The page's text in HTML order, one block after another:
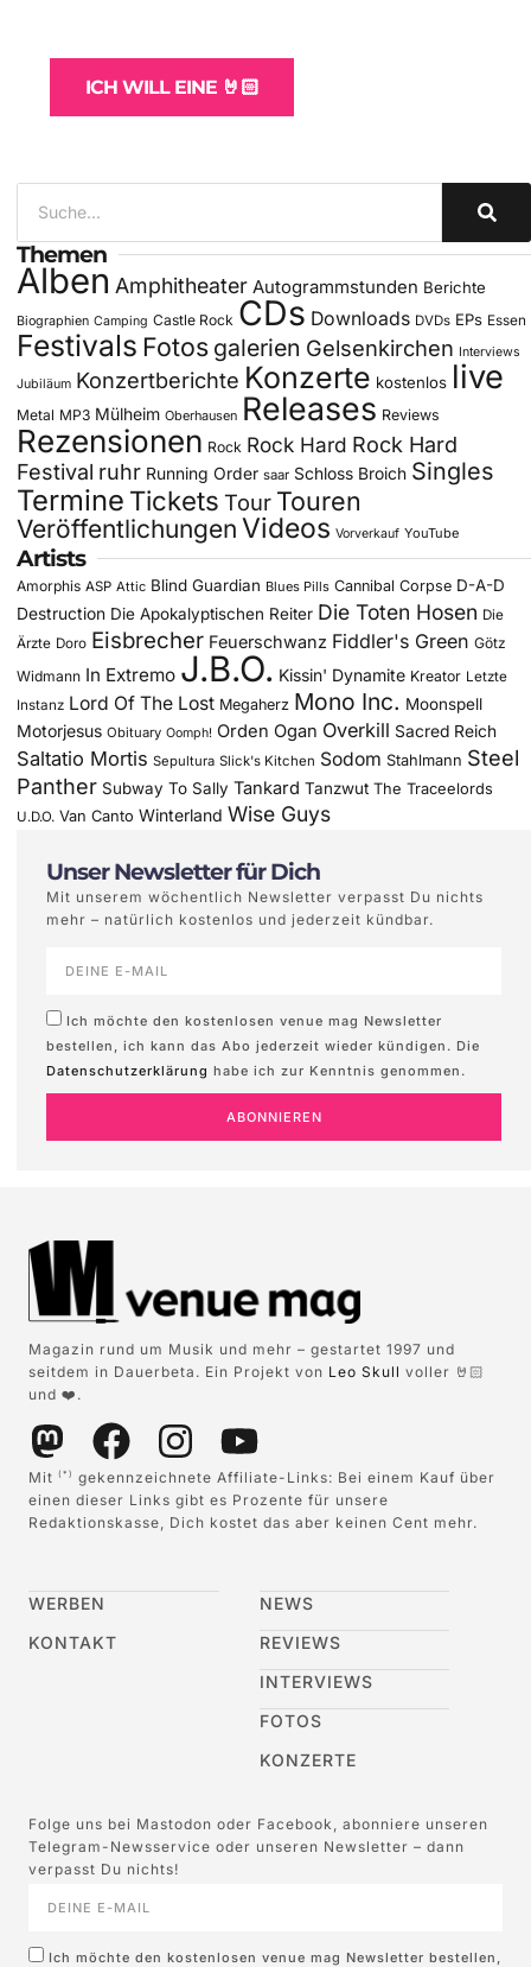
ICH WILL EINE 🤘🏻
Themen
Alben Amphitheater Autogrammstunden Berichte
Biographien Camping Castle Rock CDs Downloads DVDs EPs Essen
Festivals Fotos galerien Gelsenkirchen Interviews
Jubiläum Konzertberichte Konzerte kostenlos live
Metal MP3 Mülheim Oberhausen Releases Reviews
Rezensionen Rock Rock Hard Rock Hard
Festival ruhr Running Order saar Schloss Broich Singles
Termine Tickets Tour Touren
Veröffentlichungen Videos Vorverkauf YouTube
Artists
Amorphis ASP Attic Blind Guardian Blues Pills Cannibal Corpse D-A-D
Destruction Die Apokalyptischen Reiter Die Toten Hosen Die
Ärzte Doro Eisbrecher Feuerschwanz Fiddler's Green Götz
Widmann In Extremo J.B.O. Kissin' Dynamite Kreator Letzte
Instanz Lord Of The Lost Megaherz Mono Inc. Moonspell
Motorjesus Obituary Oomph! Orden Ogan Overkill Sacred Reich
Saltatio Mortis Sepultura Slick's Kitchen Sodom Stahlmann Steel
Panther Subway To Sally Tankard Tanzwut The Traceelords
U.D.O. Van Canto Winterland Wise Guys
Unser Newsletter für Dich
Mit unserem wöchentlich Newsletter verpasst Du nichts
mehr – natürlich kostenlos und jederzeit kündbar.
Ich möchte den kostenlosen venue mag Newsletter
bestellen, ich kann das Abo jederzeit wieder kündigen. Die
Datenschutzerklärung habe ich zur Kenntnis genommen.
ABONNIEREN
Magazin rund um Musik und mehr – gestartet 1997 und
seitdem in Dauerbeta. Ein Projekt von Leo Skull voller 🤘🏻
und ❤️.
Mit (*)
gekennzeichnete Affiliate-Links: Bei einem Kauf über
einen dieser Links gibt es Prozente für unsere
Redaktionskasse, Dich kostet das aber keinen Cent mehr.
WERBEN
KONTAKT
NEWS
REVIEWS
INTERVIEWS
FOTOS
KONZERTE
Folge uns bei Mastodon oder Facebook, abonniere unseren
Telegram-Newsservice oder unseren Newsletter – dann
verpasst Du nichts!
Ich möchte den kostenlosen venue mag Newsletter bestellen,